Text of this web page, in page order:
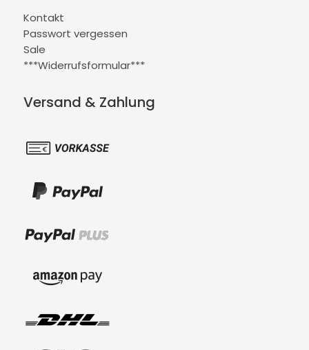
Kontakt
Passwort vergessen
Sale
***Widerrufsformular***
Versand & Zahlung